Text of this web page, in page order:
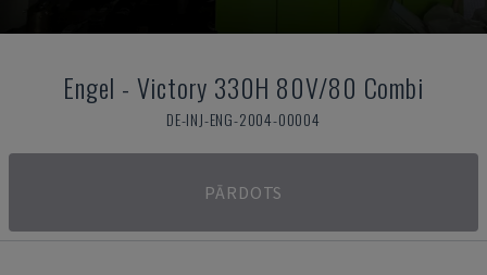
Engel - Victory 330H 80V/80 Combi
DE-INJ-ENG-2004-00004
PĀRDOTS